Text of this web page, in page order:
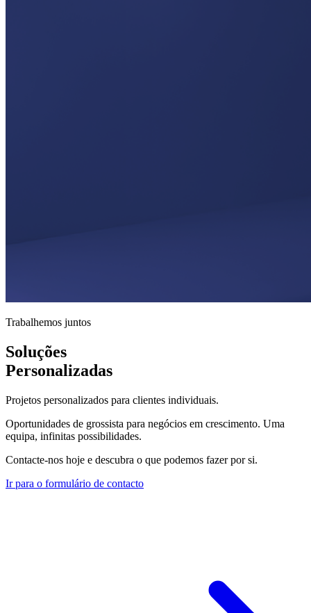
Trabalhemos juntos
Soluções
Personalizadas
Projetos personalizados para clientes individuais.
Oportunidades de grossista para negócios em crescimento. Uma
equipa, infinitas possibilidades.
Contacte-nos hoje e descubra o que podemos fazer por si.
Ir para o formulário de contacto